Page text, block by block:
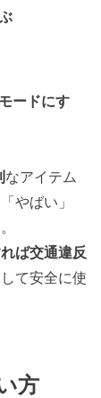
ードにす
なアイテム
やばい」
ば交通違反
て安全に使
方